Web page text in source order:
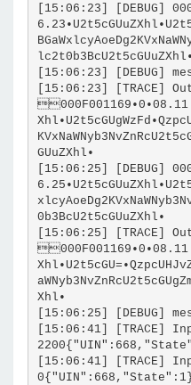
[15:06:23] [DEBUG]
lc2t0b3BcU2t5cGUuZXhl•
[15:06:23] [DEBUG]
[15:06:23] [TRACE]
GUuZXhl•
[15:06:25] [DEBUG]
0b3BcU2t5cGUuZXhl•
[15:06:25] [TRACE]
Xhl•
[15:06:25] [DEBUG]
[15:06:41] [TRACE]
[15:06:41] [TRACE]